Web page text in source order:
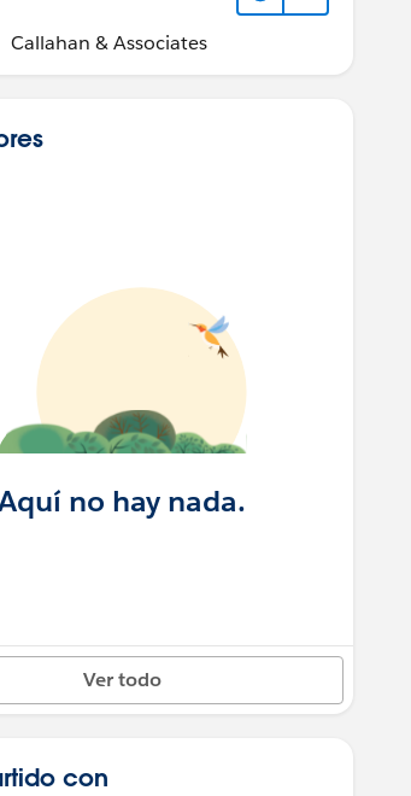
Callahan & Associates
no hay nada.
Ver todo
con